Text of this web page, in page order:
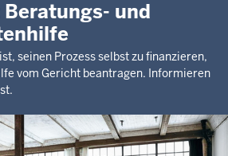
Beratungs- und
seinen Prozess selbst zu finanzieren,
vom Gericht beantragen. Informieren